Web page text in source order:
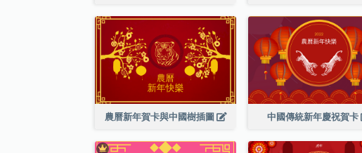
農曆新年賀卡與中國樹插圖 中國傳統新年慶祝賀卡